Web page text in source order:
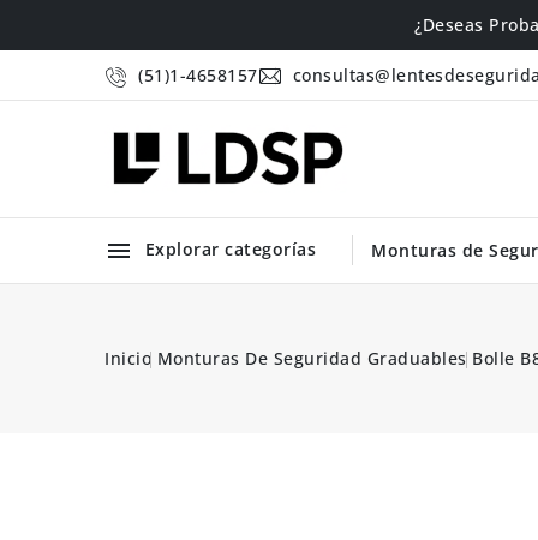
¿Deseas
(51)1-4658157

Explorar categorías
Monturas de
Inicio Monturas De Seguridad Graduables Bolle